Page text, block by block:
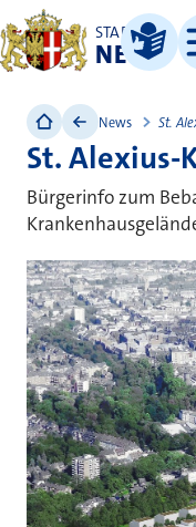
STADT
NEUSS
Leichte
News St.
St. Alexius-
Bürgerinfo zum